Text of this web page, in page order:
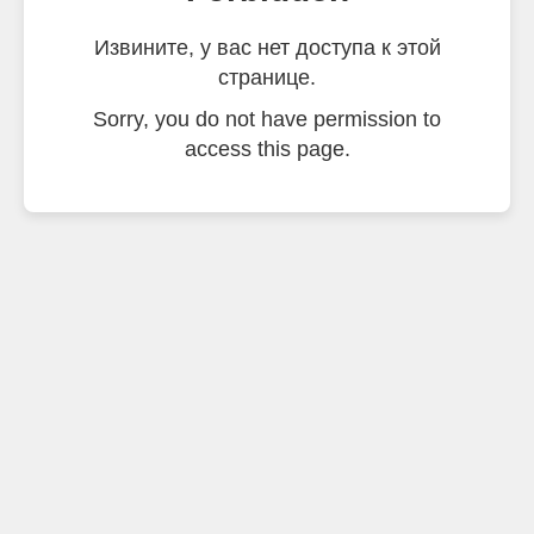
Извините, у вас нет доступа к этой
странице.
Sorry, you do not have permission to
access this page.